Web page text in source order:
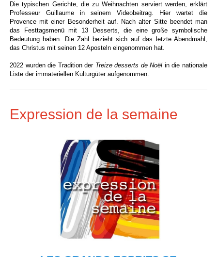
Die typischen Gerichte, die zu Weihnachten serviert werden, erklärt
Professeur Guillaume in seinem Videobeitrag. Hier wartet die
Provence mit einer Besonderheit auf. Nach alter Sitte beendet man
das Festtagsmenü mit 13 Desserts, die eine große symbolische
Bedeutung haben. Die Zahl bezieht sich auf das letzte Abendmahl,
das Christus mit seinen 12 Aposteln eingenommen hat.
2022 wurden die Tradition der Treize desserts de Noël in die nationale
Liste der immateriellen Kulturgüter aufgenommen.
Expression de la semaine